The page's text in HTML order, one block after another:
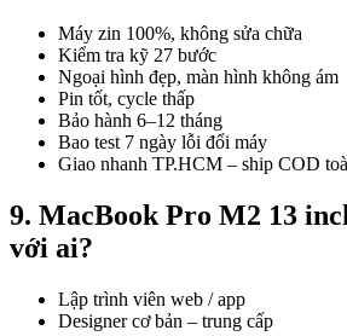
Máy zin 100%, không sửa chữa
Kiểm tra kỹ 27 bước
Ngoại hình đẹp, màn hình không ám
Pin tốt, cycle thấp
Bảo hành 6–12 tháng
Bao test 7 ngày lỗi đổi máy
Giao nhanh TP.HCM – ship COD
9. MacBook Pro M2 13
với ai?
Lập trình viên web / app
Designer cơ bản – trung cấp